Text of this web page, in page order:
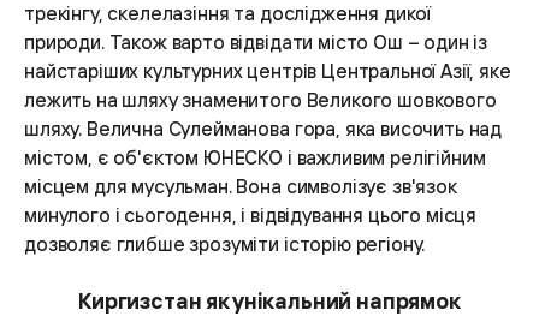
трекінгу, скелелазіння та дослідження дикої
природи. Також варто відвідати місто Ош – один із
найстаріших культурних центрів Центральної Азії, яке
лежить на шляху знаменитого Великого шовкового
шляху. Велична Сулейманова гора, яка височить над
містом, є об'єктом ЮНЕСКО і важливим релігійним
місцем для мусульман. Вона символізує зв'язок
минулого і сьогодення, і відвідування цього місця
дозволяє глибше зрозуміти історію регіону.
Киргизстан як унікальний напрямок